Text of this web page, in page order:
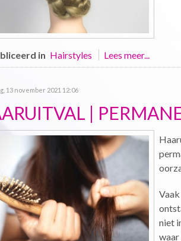
in Hairstyles Lees meer...
13 november 2021 12:06
|
niet